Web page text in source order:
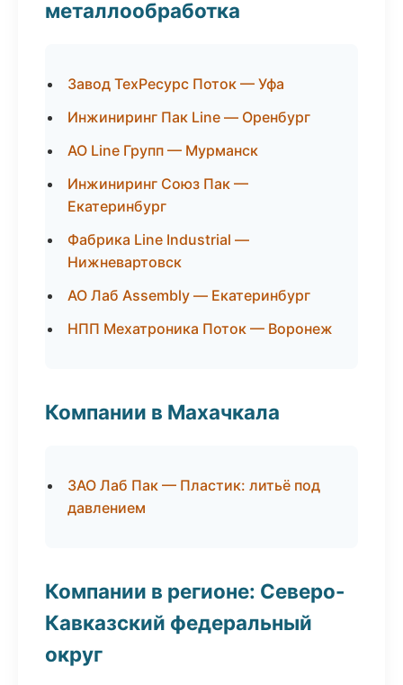
металлообработка
Завод ТехРесурс Поток — Уфа
Инжиниринг Пак Line — Оренбург
АО Line Групп — Мурманск
Инжиниринг Союз Пак —
Екатеринбург
Фабрика Line Industrial —
Нижневартовск
АО Лаб Assembly — Екатеринбург
НПП Мехатроника Поток — Воронеж
Компании в Махачкала
ЗАО Лаб Пак — Пластик: литьё под
давлением
Компании в регионе: Северо-
Кавказский федеральный
округ